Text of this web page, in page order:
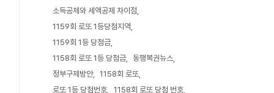
소득공제와 세액공제 차이점
1159회 로또 1등당첨지역
1159회 1등 당첨금
1158회 로또 1등 당첨금
동행복권뉴스
정부구제방안
1158회 로또
로또 1등 당첨번호
1158회 로또 당첨 번호